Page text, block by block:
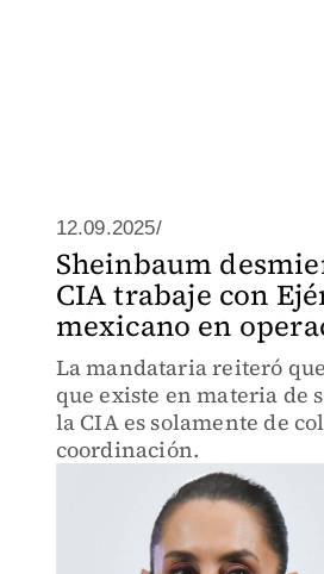
12.09.2025/
Sheinbaum
CIA trabaje con
mexicano en
La mandataria reiteró
que existe en materia de
la CIA es solamente de
coordinación.